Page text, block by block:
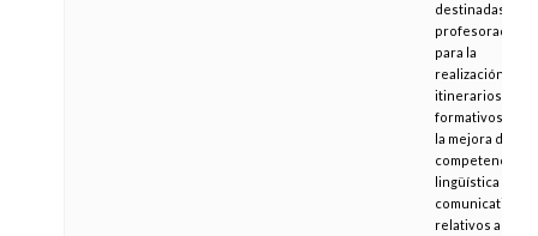
destinadas al
profesorado
para la
realización de
itinerarios
formativos para
la mejora de su
competencia
lingüística y
comunicativa,
relativos al